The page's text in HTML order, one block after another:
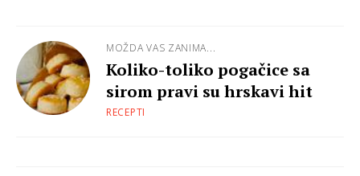
MOŽDA VAS ZANIMA...
Koliko-toliko pogačice sa
sirom pravi su hrskavi hit
RECEPTI